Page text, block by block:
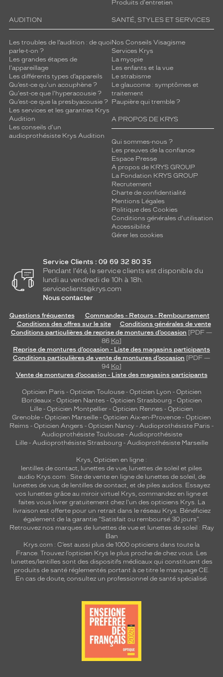
Produits d'entretien
AUDITION
Les troubles de l’audition : de quoi
parle-t-on ?
Les grandes étapes de
l'appareillage
Les différents types d’appareils
Qu’est-ce qu'un acouphène ?
Qu'est-ce que l'hyperacousie ?
Qu’est-ce que la presbyacousie ?
Les services et les garanties Krys
Audition
Les conseils d'un
audioprothésiste Krys Audition
SANTÉ, STYLES ET SERVICES
Nos Conseils Visagisme
Services Krys
La myopie
Les enfants et la vue
Le strabisme
Le glaucome : symptômes et
traitement
Paupière qui tremble ?
A PROPOS DE KRYS
Qui sommes-nous ?
Les preuves de la confiance
Espace Presse
A propos de KRYS GROUP
La Fondation KRYS GROUP
Recrutement
Charte de confidentialité
Mentions Légales
Politique des Cookies
Conditions générales d'utilisation
Accessibilité
Gérer les cookies
Service Clients : 09 69 32 80 35
Pendant l'été, le service clients est disponible du
lundi au vendredi de 10h à 18h.
serviceclients@krys.com
Nous contacter
Questions fréquentes
Commandes - Retours - Remboursement
Conditions des offres sur le site
Conditions générales de vente
Conditions particulières de reprise de montures d’occasion [PDF —
86 Ko]
Reprise de montures d’occasion - Liste des magasins participants
Conditions particulières de vente de montures d’occasion [PDF —
94 Ko]
Vente de montures d’occasion - Liste des magasins participants
Opticien Paris - Opticien Toulouse- Opticien Lyon - Opticien
Bordeaux- Opticien Nantes - Opticien Strasbourg - Opticien
Lille - Opticien Montpellier - Opticien Rennes - Opticien
Grenoble - Opticien Marseille - Opticien Aix-en-Provence - Opticien
Reims - Opticien Angers - Opticien Nancy - Audioprothésiste Paris -
Audioprothésiste Toulouse- Audioprothésiste
Lille- Audioprothésiste Strasbourg - Audioprothésiste Marseille
Krys, Opticien en ligne :
lentilles de contact, lunettes de vue, lunettes de soleil et piles
audio Krys.com : Site de vente en ligne de lunettes de soleil, de
lunettes de vue, de lentilles de contact, et de piles audios. Essayez
vos lunettes grâce au miroir virtuel Krys, commandez en ligne et
faites vous livrer gratuitement chez l'un des opticiens Krys. La
livraison est offerte pour un retrait dans le réseau Krys. Bénéficiez
également de la garantie "Satisfait ou remboursé 30 jours".
Retrouvez nos marques de lunettes de vue et lunettes de soleil : Ray
Ban
Krys.com : C’est aussi plus de 1000 opticiens dans toute la
France. Trouvez l’opticien Krys le plus proche de chez vous. Les
lunettes/lentilles sont des dispositifs médicaux qui constituent des
produits de santé réglementés portant à ce titre le marquage CE.
En cas de doute, consultez un professionnel de santé spécialisé.